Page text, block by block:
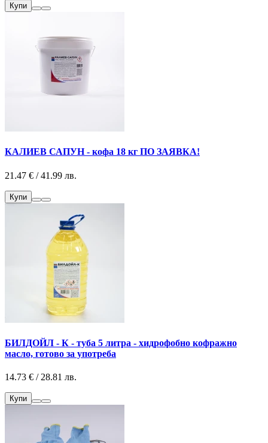
Купи
КАЛИЕВ САПУН - кофа 18 кг ПО ЗАЯВКА!
21.47 € / 41.99 лв.
Купи
БИЛДОЙЛ - К - туба 5 литра - хидрофобно кофражно
масло, готово за употреба
14.73 € / 28.81 лв.
Купи